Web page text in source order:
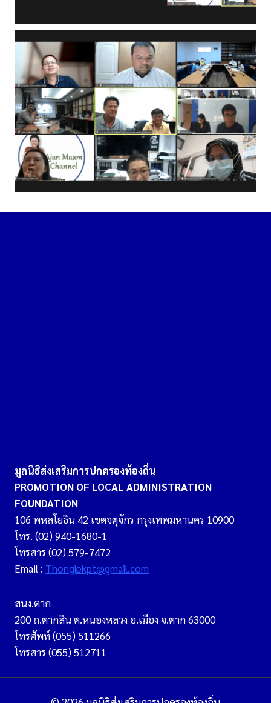
มูลนิธิส่งเสริมการปกครองท้องถิ่น
PROMOTION OF LOCAL ADMINISTRATION
FOUNDATION
106 พหลโยธิน 42 เขตจตุจักร กรุงเทพมหานคร 10900
โทร. (02) 940-1680-1
โทรสาร (02) 579-7472
Email : Thonglekpt@gmail.com
สนง.ตาก
200 ถ.ตากสิน ต.หนองหลวง อ.เมือง จ.ตาก 63000
โทรศัพท์ (055) 511266
โทรสาร (055) 512711